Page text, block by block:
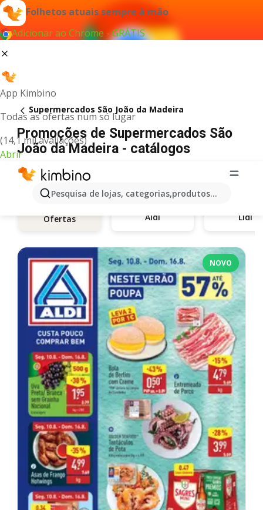
Folhetos atuais sempre à mão
Adicionar ao Chrome - GRÁTIS
App Kimbino
Todas as ofertas num só lugar
(14,1 mil avaliações)
Abrir
Pesquisa de lojas, categorias,produtos...
Supermercados São João da Madeira
Promoções de Supermercados São
João da Madeira - catálogos
Ofertas Aldi Lidl
NOVO